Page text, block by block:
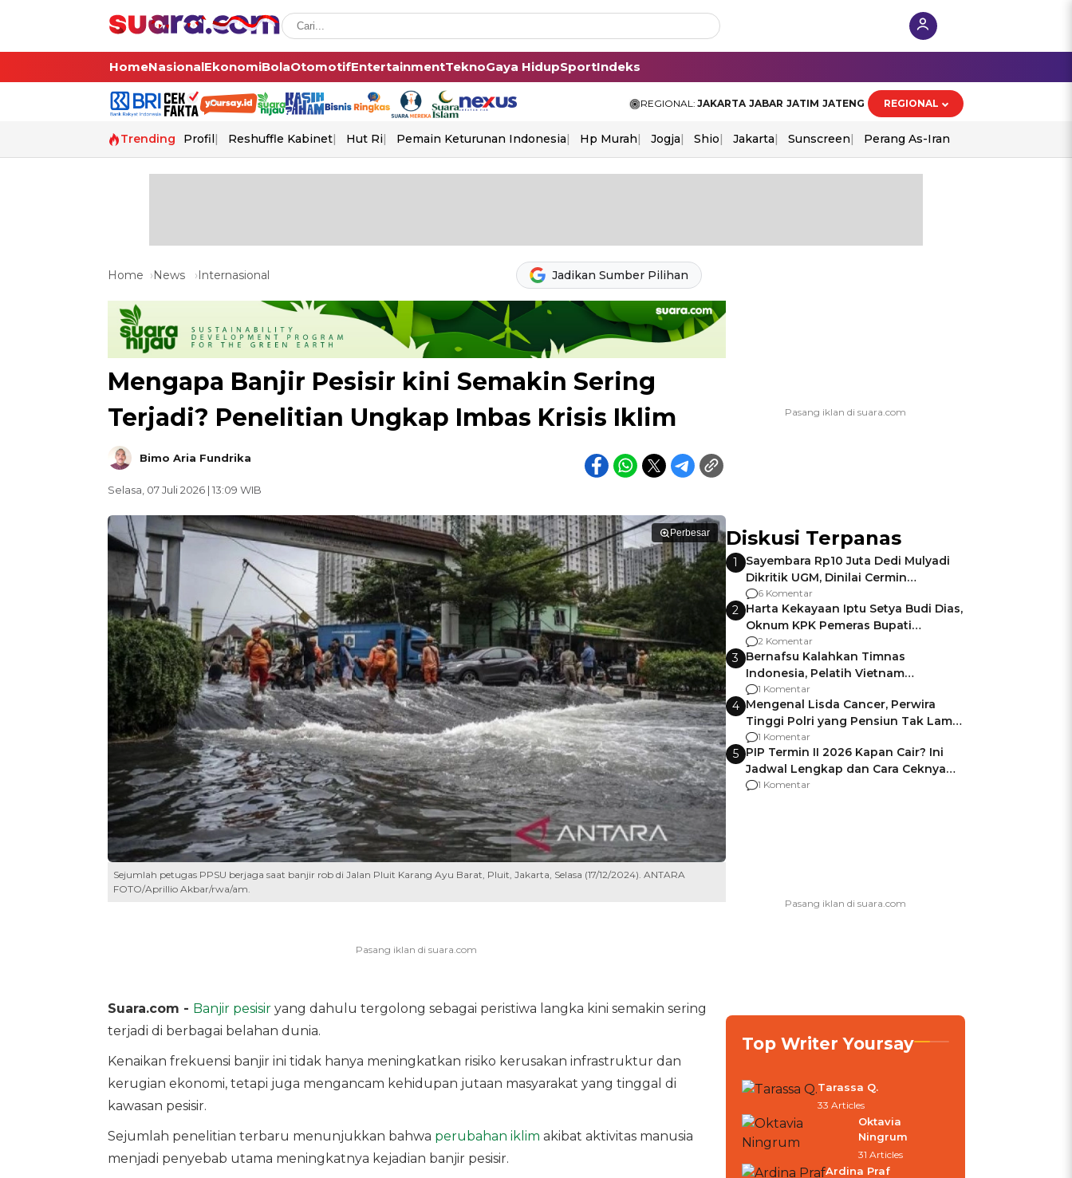
HomeNasionalEkonomiBolaOtomotifEntertainmentTeknoGaya HidupSportIndeks
REGIONAL: JAKARTA JABAR JATIM JATENG REGIONAL
Trending Profil Reshuffle Kabinet Hut Ri Pemain Keturunan Indonesia Hp Murah Jogja Shio Jakarta Sunscreen Perang As-Iran
Home News Internasional Jadikan Sumber Pilihan
Mengapa Banjir Pesisir kini Semakin Sering
Terjadi? Penelitian Ungkap Imbas Krisis Iklim
Bimo Aria Fundrika
Selasa, 07 Juli 2026 | 13:09 WIB
Perbesar
Sejumlah petugas PPSU berjaga saat banjir rob di Jalan Pluit Karang Ayu Barat, Pluit, Jakarta, Selasa (17/12/2024). ANTARA
FOTO/Aprillio Akbar/rwa/am.
Suara.com - Banjir pesisiryang dahulu tergolong sebagai peristiwa langka kini semakin sering
terjadi di berbagai belahan dunia.
Kenaikan frekuensi banjir ini tidak hanya meningkatkan risiko kerusakan infrastruktur dan
kerugian ekonomi, tetapi juga mengancam kehidupan jutaan masyarakat yang tinggal di
kawasan pesisir.
Sejumlah penelitian terbaru menunjukkan bahwa perubahan iklim akibat aktivitas manusia
menjadi penyebab utama meningkatnya kejadian banjir pesisir.
Diskusi Terpanas
1
Sayembara Rp10 Juta Dedi Mulyadi
Dikritik UGM, Dinilai Cermin
Gagalnya Negara Jamin Keamanan
6 Komentar
2 Harta Kekayaan Iptu Setya Budi Dias,
Oknum KPK Pemeras Bupati
Pemalang
2 Komentar
3 Bernafsu Kalahkan Timnas
Indonesia, Pelatih Vietnam
Berencana Pakai Jimat di Pakansari
1 Komentar
4 Mengenal Lisda Cancer, Perwira
Tinggi Polri yang Pensiun Tak Lama
Usai Jadi Brigjen
1 Komentar
5 PIP Termin II 2026 Kapan Cair? Ini
Jadwal Lengkap dan Cara Ceknya
agar Dana Tidak Hangus!
1 Komentar
Top Writer Yoursay
Tarassa Q.
33 Articles
Oktavia
Ningrum
31 Articles
Ardina Praf